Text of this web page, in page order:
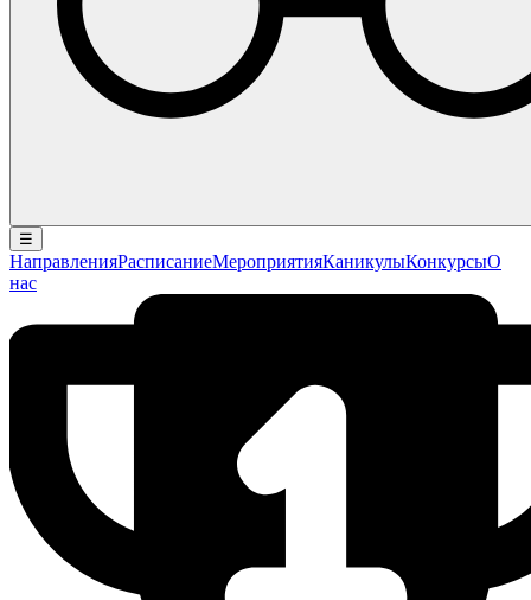
☰
НаправленияРасписаниеМероприятияКаникулыКонкурсыО
нас